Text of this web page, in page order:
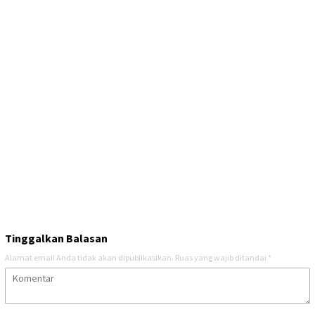
Tinggalkan Balasan
Alamat email Anda tidak akan dipublikasikan. Ruas yang wajib ditandai *